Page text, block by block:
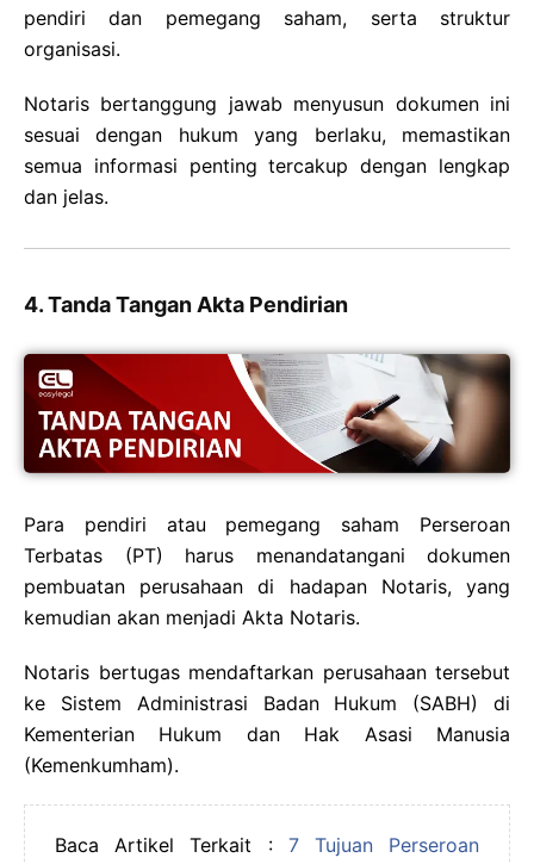
pendiri dan pemegang saham, serta struktur
organisasi.
Notaris bertanggung jawab menyusun dokumen ini
sesuai dengan hukum yang berlaku, memastikan
semua informasi penting tercakup dengan lengkap
dan jelas.
4. Tanda Tangan Akta Pendirian
Para pendiri atau pemegang saham Perseroan
Terbatas (PT) harus menandatangani dokumen
pembuatan perusahaan di hadapan Notaris, yang
kemudian akan menjadi Akta Notaris.
Notaris bertugas mendaftarkan perusahaan tersebut
ke Sistem Administrasi Badan Hukum (SABH) di
Kementerian Hukum dan Hak Asasi Manusia
(Kemenkumham).
Baca Artikel Terkait : 7 Tujuan Perseroan